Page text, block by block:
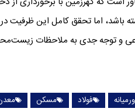
باشد، اما تحقق کامل این ظرفیت
و توجه جدی به ملاحظات
فولاد مسکن